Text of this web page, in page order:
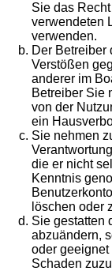
Sie das
verwendeten
verwenden.
Der Betreiber
Verstößen
anderer im
Betreiber Sie
von der
ein
Sie nehmen
die er nicht
Kenntnis
löschen oder
Sie gestatten
abzuändern,
oder geeignet
Schaden